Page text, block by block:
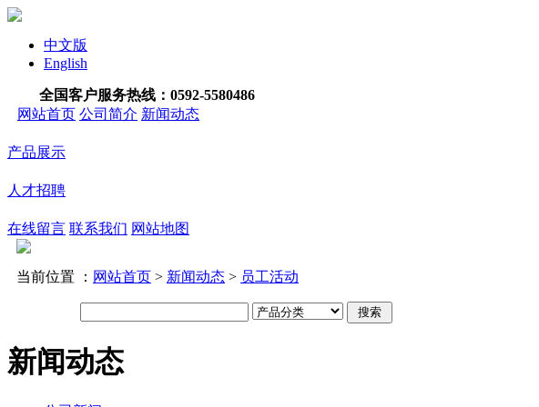
中文版
English
全国客户服务热线： 0592-5580486
网站首页 公司简介 新闻动态
产品展示
人才招聘
在线留言 联系我们 网站地图
当前位置 ： 网站首页 > 新闻动态 > 员工活动
新闻动态